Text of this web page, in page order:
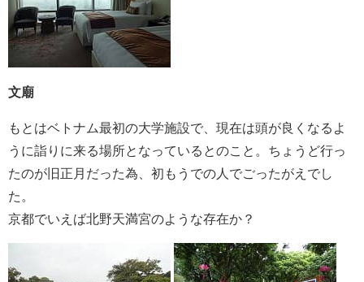
文廟
もとはベトナム最初の大学施設で、現在は頭が良くなるよ
うに詣りに来る場所となっているとのこと。ちょうど行っ
たのが旧正月だった為、初もうでの人でごったがえでし
た。
京都でいえば北野天満宮のような存在か？